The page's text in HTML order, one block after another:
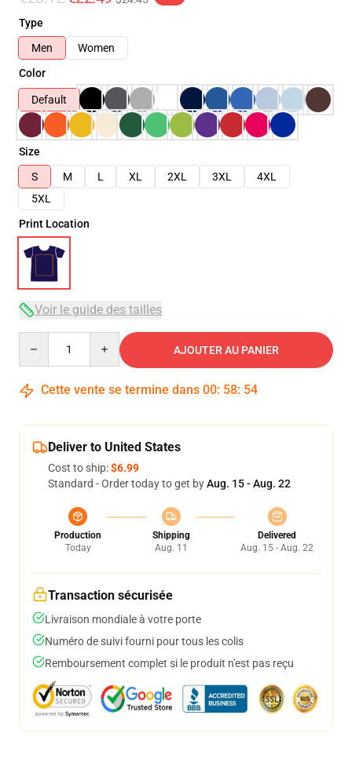
Type
Men
Women
Color
Default
Size
S
M L XL 2XL 3XL
4XL
5XL
Print Location
Voir le guide des tailles
AJOUTER AU PANIER
Cette vente se termine dans 00: 58: 54
Deliver to United States
Cost to ship:$6.99
Standard - Order today to get byAug. 15 - Aug. 22
Production
Today
Shipping
Aug. 11
Delivered
Aug. 15 - Aug. 22
Transaction sécurisée
Livraison mondiale à votre porte
Numéro de suivi fourni pour tous les colis
Remboursement complet si le produit n'est pas reçu